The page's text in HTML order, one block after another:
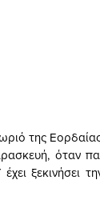
της
όταν
ξεκινήσει